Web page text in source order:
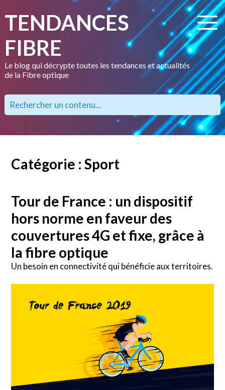
TENDANCES
FIBRE
Le blog qui décrypte toutes les tendances et actualités
de la Fibre optique
Catégorie : Sport
Tour de France : un dispositif
hors norme en faveur des
couvertures 4G et fixe, grâce à
la fibre optique
Un besoin en connectivité qui bénéficie aux territoires.